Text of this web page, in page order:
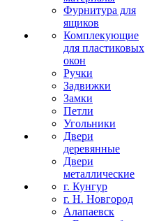
Фурнитура для
ящиков
Комплекующие
для пластиковых
окон
Ручки
Задвижки
Замки
Петли
Угольники
Двери
деревянные
Двери
металлические
г. Кунгур
г. Н. Новгород
Алапаевск